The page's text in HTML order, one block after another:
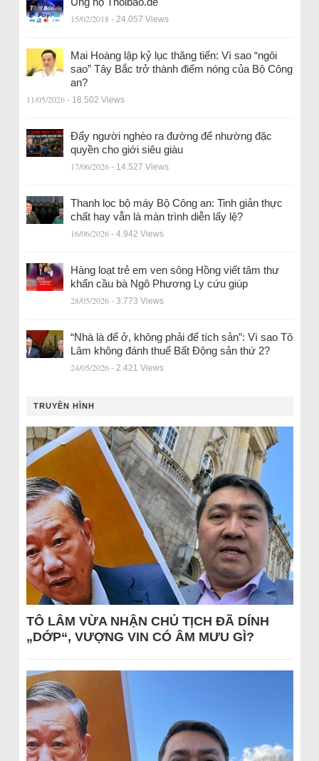
15/02/2018 - 24.057 Views
Mai Hoàng lập kỷ lục thăng tiến: Vì sao “ngôi
sao” Tây Bắc trở thành điểm nóng của Bộ Công
an?
11/05/2026 - 18.502 Views
Đẩy người nghèo ra đường để nhường đặc
quyền cho giới siêu giàu
17/06/2026 - 14.527 Views
Thanh lọc bộ máy Bộ Công an: Tinh giản thực
chất hay vẫn là màn trình diễn lấy lệ?
16/06/2026 - 4.942 Views
Hàng loạt trẻ em ven sông Hồng viết tâm thư
khẩn cầu bà Ngô Phương Ly cứu giúp
28/05/2026 - 3.773 Views
“Nhà là để ở, không phải để tích sản”: Vì sao Tô
Lâm không đánh thuế Bất Động sản thứ 2?
24/05/2026 - 2.421 Views
TRUYỀN HÌNH
TÔ LÂM VỪA NHẬN CHỦ TỊCH ĐÃ DÍNH
„DỚP“, VƯỢNG VIN CÓ ÂM MƯU GÌ?